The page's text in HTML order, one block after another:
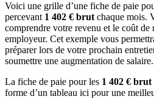
Voici une grille d’une fiche de paie
percevant 1 402 € brut chaque mois.
comprendre votre revenu et le coût de
employeur. Cet exemple vous
préparer lors de votre prochain
soumettre une augmentation de salaire.
La fiche de paie pour les 1 402 € brut
forme d’un tableau ici pour une